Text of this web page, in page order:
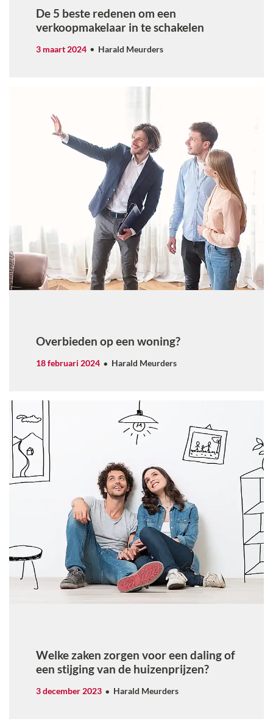
De 5 beste redenen om een
verkoopmakelaar in te schakelen
3 maart 2024 Harald Meurders
Overbieden op een woning?
18 februari 2024 Harald Meurders
Welke zaken zorgen voor een daling of
een stijging van de huizenprijzen?
3 december 2023 Harald Meurders